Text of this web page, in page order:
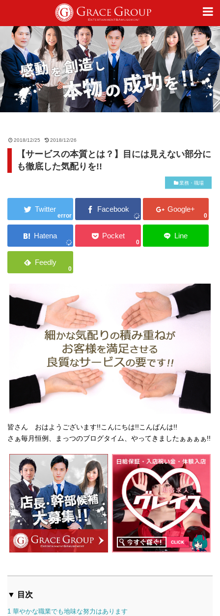
2018/12/25 2018/12/26
【サービスの本質とは？】目には見えない部分に
も徹底した気配りを!!
業務・職場
error 0
0
0
皆さん おはようございます!!こんにちは!!こんばんは!!
さぁ毎月恒例、まっつのブログタイム、やってきましたぁぁぁぁ!!
▼ 目次
1 華やかな職業でも地味な努力はあります
仕事
趣味
ライフスタイル